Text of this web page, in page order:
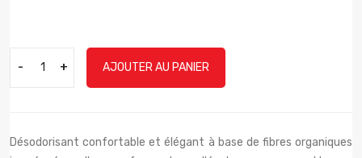
- + AJOUTER AU PANIER
Désodorisant confortable et élégant à base de fibres organiques